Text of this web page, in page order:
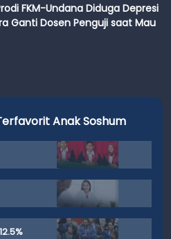
FKM-Undana Diduga Depresi
Ganti Dosen Penguji saat Mau
Anak Soshum
12.5%